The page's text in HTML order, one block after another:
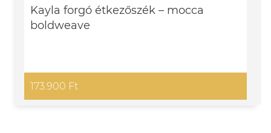
Kayla forgó étkezőszék – mocca
boldweave
173.900 Ft